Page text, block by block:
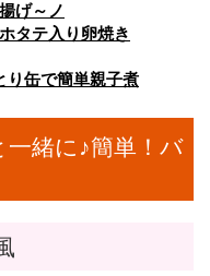
げ～ノ
タテ入り卵焼き
り缶で簡単親子煮
緒に♪簡単！バ